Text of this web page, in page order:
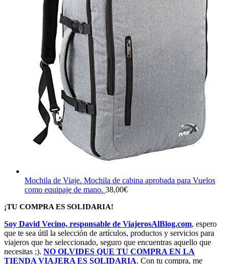
Mochila de Viaje. Mochila de cabina aprobada para Vuelos
como equipaje de mano. 38,00€
¡TU COMPRA ES SOLIDARIA!
Soy David Vecino, responsable de ViajerosAlBlog.com, espero
que te sea útil la selección de artículos, productos y servicios para
viajeros que he seleccionado, seguro que encuentras aquello que
necesitas ;). NO OLVIDES QUE TU COMPRA EN LA
TIENDA VIAJERA ES SOLIDARIA. Con tu compra, me